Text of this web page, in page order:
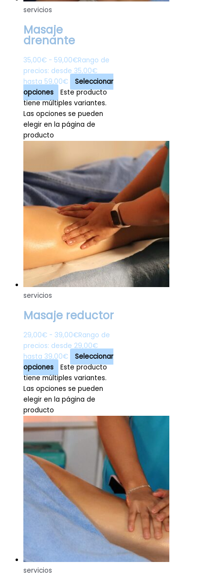
servicios
Masaje
drenante
35,00€ - 59,00€Rango de
precios: desde 35,00€
hasta 59,00€
Seleccionar
opciones
Este producto
tiene múltiples variantes.
Las opciones se pueden
elegir en la página de
producto
servicios
Masaje reductor
29,00€ - 39,00€Rango de
precios: desde 29,00€
hasta 39,00€
Seleccionar
opciones
Este producto
tiene múltiples variantes.
Las opciones se pueden
elegir en la página de
producto
servicios